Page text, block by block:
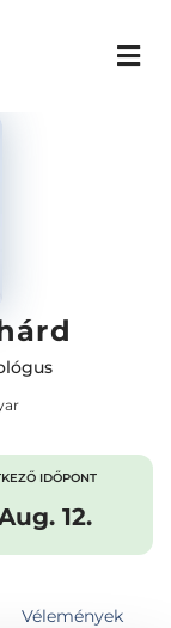
IDŐPONT
12.
Vélemények